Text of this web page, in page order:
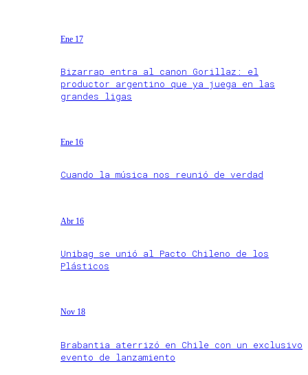
Ene 17
Bizarrap entra al canon Gorillaz: el
productor argentino que ya juega en las
grandes ligas
Ene 16
Cuando la música nos reunió de verdad
Abr 16
Unibag se unió al Pacto Chileno de los
Plásticos
Nov 18
Brabantia aterrizó en Chile con un exclusivo
evento de lanzamiento